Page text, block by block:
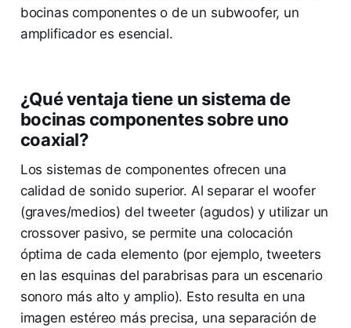
bocinas componentes o de un subwoofer, un
amplificador es esencial.
¿Qué ventaja tiene un sistema de
bocinas componentes sobre uno
coaxial?
Los sistemas de componentes ofrecen una
calidad de sonido superior. Al separar el woofer
(graves/medios) del tweeter (agudos) y utilizar un
crossover pasivo, se permite una colocación
óptima de cada elemento (por ejemplo, tweeters
en las esquinas del parabrisas para un escenario
sonoro más alto y amplio). Esto resulta en una
imagen estéreo más precisa, una separación de